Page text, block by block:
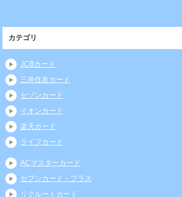
カテゴリ
JCBカード
三井住友カード
セゾンカード
イオンカード
楽天カード
ライフカード
ACマスターカード
セブンカード・プラス
リクルートカード